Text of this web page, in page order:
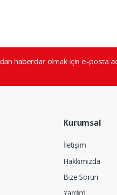
haberdar olmak için e-posta
Kurumsal
İletişim
Hakkımızda
Bize Sorun
Yardım